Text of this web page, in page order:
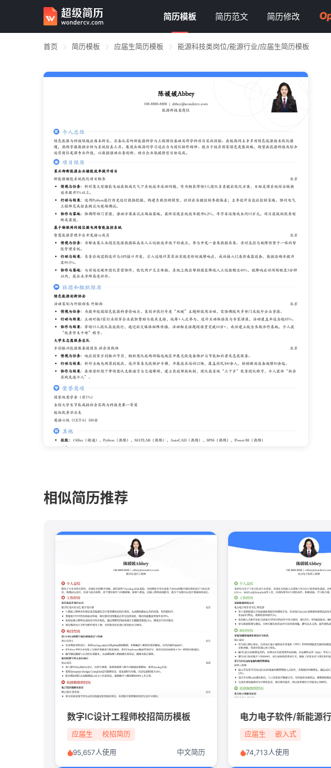
简历模板 简历范文 简历修改
首页 简历模板 应届生简历模板 能源科技类岗位/能源行业/应届生简历模板
相似简历推荐
数字IC设计工程师校招简历模板
应届生 校招简历
95,657人使用 中文简历
应届生 嵌入式
74,713人使用